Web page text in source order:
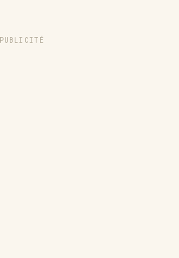
PUBLICITÉ